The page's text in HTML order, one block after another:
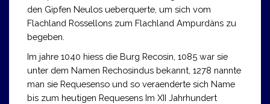
den Gipfen Neulos ueberquerte, um sich vom
Flachland Rossellons zum Flachland Ampurdàns zu
begeben.
Im jahre 1040 hiess die Burg Recosin, 1085 war sie
unter dem Namen Rechosindus bekannt, 1278 nannte
man sie Requesenso und so veraenderte sich Name
bis zum heutigen Requesens Im XII Jahrhundert